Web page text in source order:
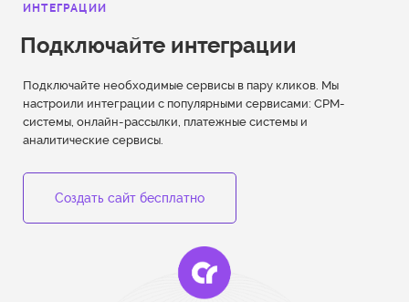
ИНТЕГРАЦИИ
Подключайте интеграции
Подключайте необходимые сервисы в пару кликов. Мы
настроили интеграции с популярными сервисами: СРМ-
системы, онлайн-рассылки, платежные системы и
аналитические сервисы.
Создать сайт бесплатно